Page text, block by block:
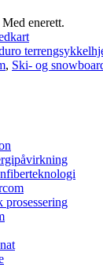
enerett.
, Ski- og